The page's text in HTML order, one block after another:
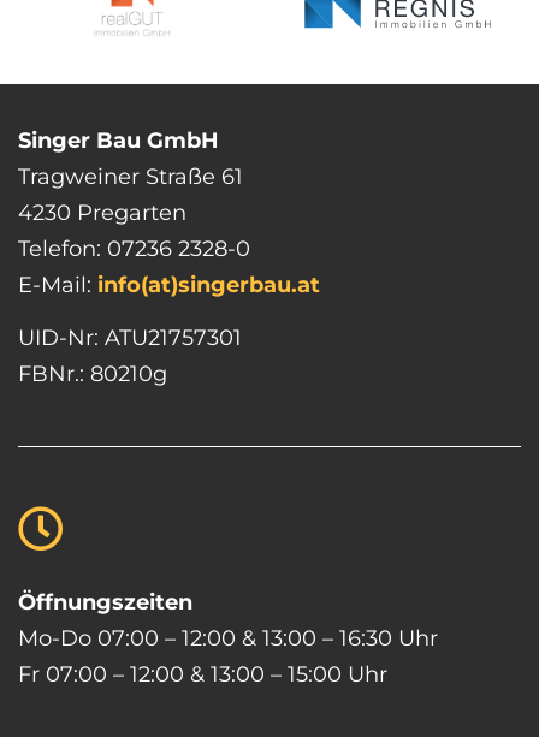
Singer Bau GmbH
Tragweiner Straße 61
4230 Pregarten
Telefon: 07236 2328-0
E-Mail: info(at)singerbau.at
UID-Nr: ATU21757301
FBNr.: 80210g
Öffnungszeiten
Mo-Do 07:00 – 12:00 & 13:00 – 16:30 Uhr
Fr 07:00 – 12:00 & 13:00 – 15:00 Uhr